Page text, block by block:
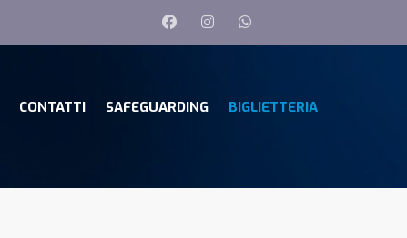
CONTATTI SAFEGUARDING BIGLIETTERIA